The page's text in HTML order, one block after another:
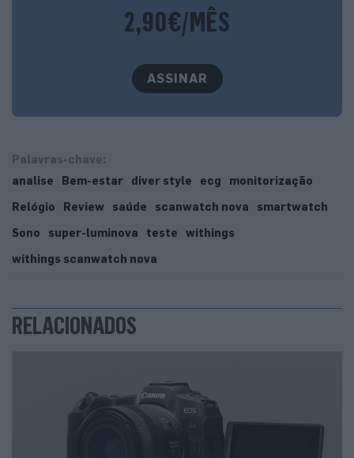
fluoroelastómero, mais indicada para fazer atividades
físicas e dormir, que apesar de não ser tão
espampanante, vai muito bem com o estilo clássico do
2,90€/MÊS
ASSINAR
Palavras-chave:
analise
Bem-estar diver style ecg
monitorização
Relógio
Review saúde scanwatch nova
smartwatch
Sono
super-luminova teste
withings
withings scanwatch nova
RELACIONADOS